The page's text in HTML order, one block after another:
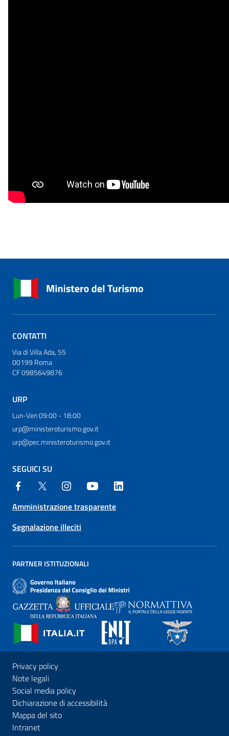
CONTATTI
Via di Villa Ada, 55
00199 Roma
CF 0985649876
URP
Lun-Ven 09:00 - 18:00
urp@ministeroturismo.gov.it
urp@pec.ministeroturismo.gov.it
SEGUICI SU
Amministrazione trasparente
Segnalazione illeciti
PARTNER ISTITUZIONALI
Privacy policy
Note legali
Social media policy
Dichiarazione di accessibilità
Mappa del sito
Intranet